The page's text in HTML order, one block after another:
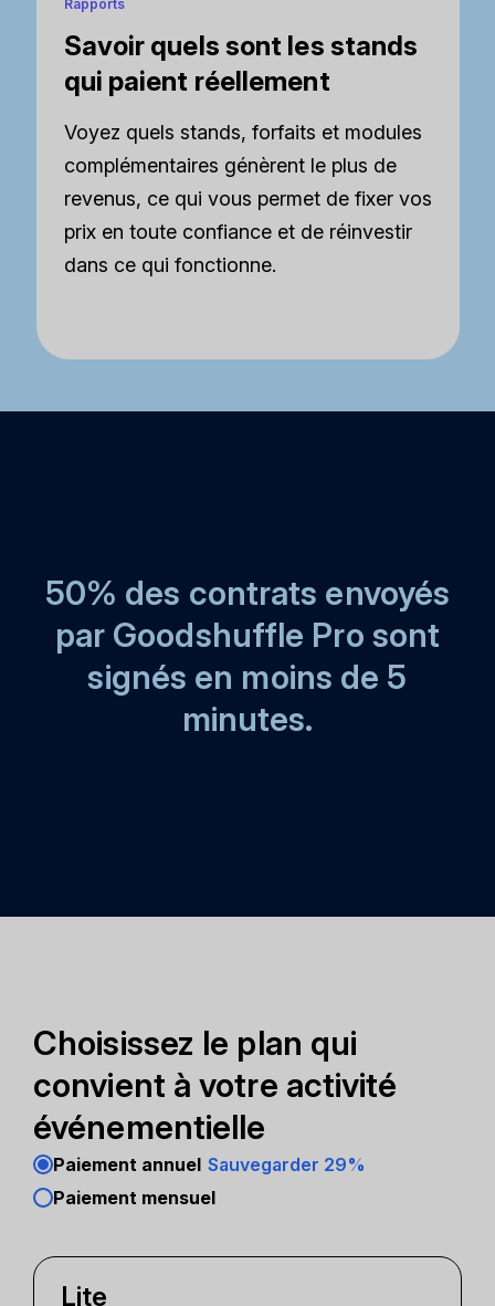
Rapports
Savoir quels sont les stands
qui paient réellement
Voyez quels stands, forfaits et modules
complémentaires génèrent le plus de
revenus, ce qui vous permet de fixer vos
prix en toute confiance et de réinvestir
dans ce qui fonctionne.
50% des contrats envoyés
par Goodshuffle Pro sont
signés en moins de 5
minutes.
Choisissez le plan qui
convient à votre activité
événementielle
Paiement annuel Sauvegarder 29%
Paiement mensuel
Lite